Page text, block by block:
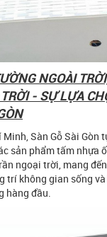
NGOÀI
- SỰ LỰA
Sàn Gỗ Sài Gòn
sản phẩm tấm nhựa
ngoại trời, mang
trí không gian sống
hàng đầu.